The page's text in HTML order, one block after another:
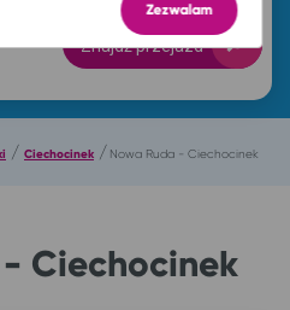
Znajdź przejazd
/ Ciechocinek /Nowa Ruda - Ciechocinek
Ciechocinek
Zezwalam